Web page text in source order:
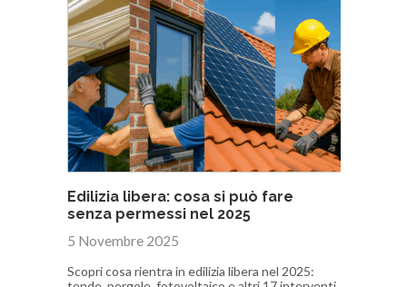
Edilizia libera: cosa si può fare
senza permessi nel 2025
5 Novembre 2025
Scopri cosa rientra in edilizia libera nel 2025: